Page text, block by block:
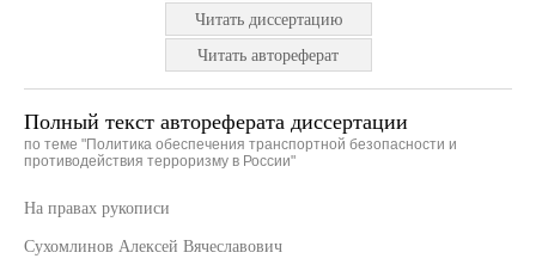
Читать диссертацию
Читать автореферат
Полный текст автореферата диссертации
по теме "Политика обеспечения транспортной безопасности и
противодействия терроризму в России"
На правах рукописи
Сухомлинов Алексей Вячеславович